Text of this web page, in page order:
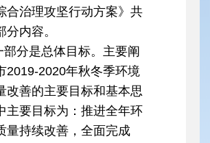
合治理攻坚行动方案》共
分内容。
部分是总体目标。主要阐
2019-2020年秋冬季环境
改善的主要目标和基本思
主要目标为：推进全年环
量持续改善，全面完成